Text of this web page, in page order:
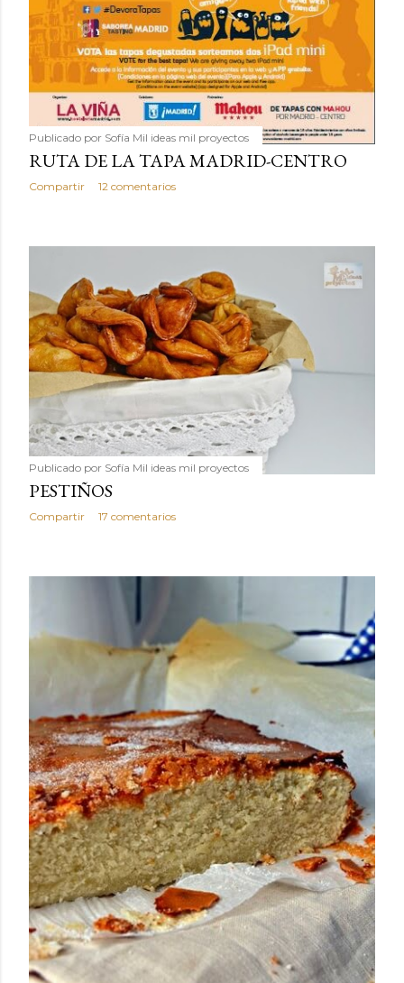
Publicado por Sofía Mil ideas mil proyectos
RUTA DE LA TAPA MADRID-CENTRO
Compartir 12 comentarios
Publicado por Sofía Mil ideas mil proyectos
PESTIÑOS
Compartir 17 comentarios